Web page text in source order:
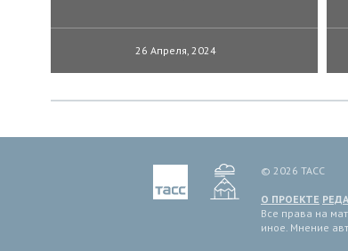
26 Апреля, 2024
© 2026 ТАСС
О ПРОЕКТЕ
Все права на
иное. Мнение